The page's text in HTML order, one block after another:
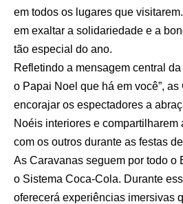
em todos os lugares que
em exaltar a solidariedade e a
tão especial do ano.
Refletindo a mensagem central
o Papai Noel que há em você”,
encorajar os espectadores a
Noéis interiores e compartilharem
com os outros durante as festas
As Caravanas seguem por todo o
o Sistema Coca-Cola. Durante
oferecerá experiências imersivas